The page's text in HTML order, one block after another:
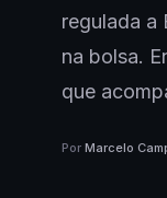
regulada a
na bolsa.
que
Por Marcelo